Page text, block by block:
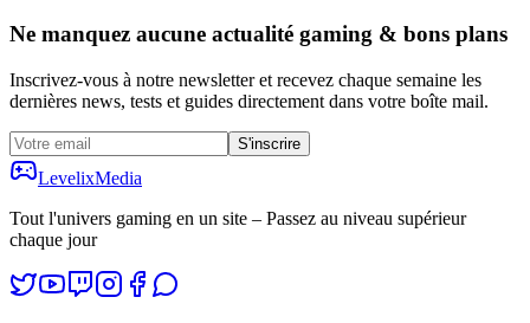
Ne manquez aucune actualité gaming & bons plans
Inscrivez-vous à notre newsletter et recevez chaque semaine les
dernières news, tests et guides directement dans votre boîte mail.
S'inscrire
LevelixMedia
Tout l'univers gaming en un site – Passez au niveau supérieur
chaque jour